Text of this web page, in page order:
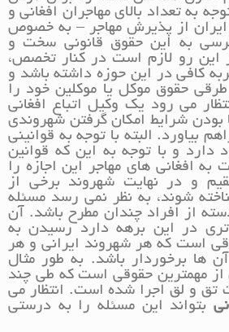
به تعداد بالای مهاجران افغانی و
از پذیرش مهاجر – به خصوص
به این حقوق قانونی سخت و
رو لازم است در کنار تخصص،
کافی در این حوزه داشته باشد و
طرقی حقوق موکل یا موکلین خود را
می رود یک وکیل اتباع افغانی
بودن شرایط امکان گرفتن شهروندی
بیاورد. البته با توجه به قوانینی
دارد و با توجه به این که قوانین
به افغانی های مهاجر این اجازه را
و در نهایت شهروند برخی از
شوند، به نظر نمی رسد مسئله
از افراد چندان مطرح باشد. آن
در این برهه دارد رسیدن به
است که هر شهروند ایرانی و هر
ها برخوردار باشد. به طور مثال
مهمترین حقوقی است که طی چند
و لق اجرا شده است. انتظار می
بتواند این مسئله را به درستی